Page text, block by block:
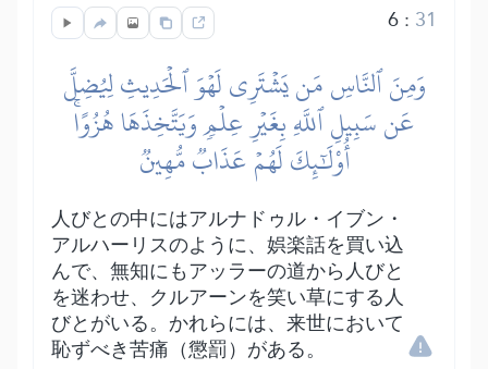
6: 31
وَمِنَ ٱلنَّاسِ مَن يَشۡتَرِي لَهۡوَ ٱلۡحَدِيثِ لِيُضِلَّ
عَن سَبِيلِ ٱللَّهِ بِغَيۡرِ عِلۡمٖ وَيَتَّخِذَهَا هُزُوًاۚ
أُوْلَٰٓئِكَ لَهُمۡ عَذَابٞ مُّهِينٞ
人びとの中にはアルナドゥル・イブン・
アルハーリスのように、娯楽話を買い込
んで、無知にもアッラーの道から人びと
を迷わせ、クルアーンを笑い草にする人
びとがいる。かれらには、来世において
恥ずべき苦痛（懲罰）がある。